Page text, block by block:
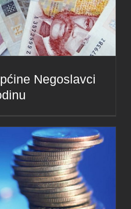
Negoslavci